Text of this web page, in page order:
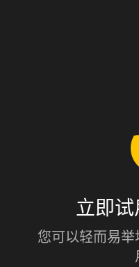
立即
您可以轻而易